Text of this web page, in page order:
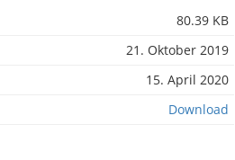
80.39 KB
21. Oktober 2019
15. April 2020
Download